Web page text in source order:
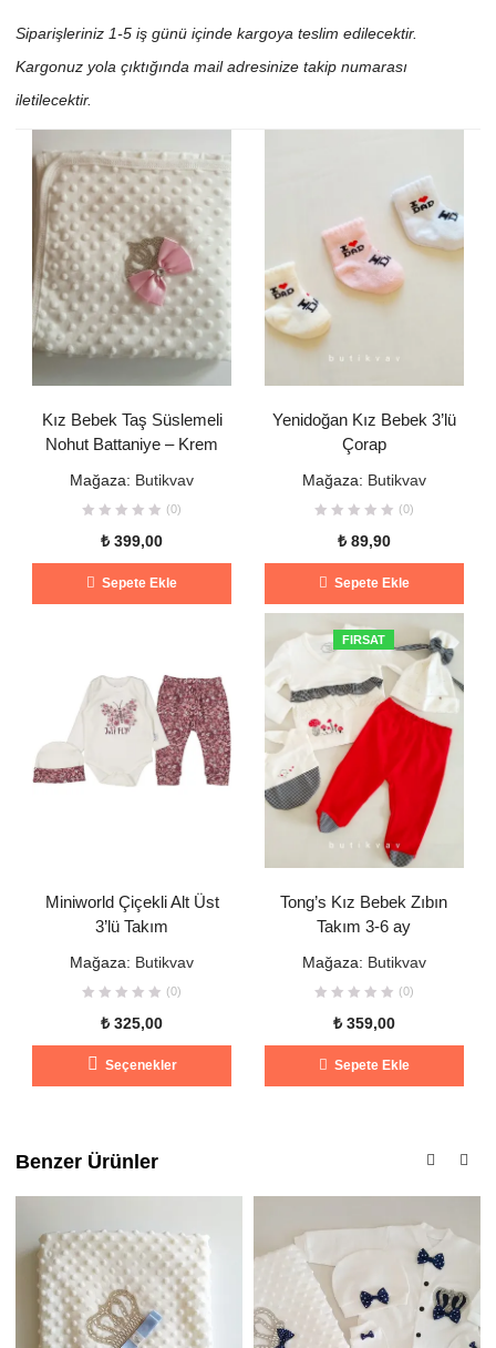
Siparişleriniz 1-5 iş günü içinde kargoya teslim edilecektir.
Kargonuz yola çıktığında mail adresinize takip numarası
iletilecektir.
Kız Bebek Taş Süslemeli
Nohut Battaniye – Krem
Mağaza: Butikvav
(0)
₺ 399,00
Sepete Ekle
Yenidoğan Kız Bebek 3’lü
Çorap
Mağaza: Butikvav
(0)
₺89,90
Sepete Ekle
Miniworld Çiçekli Alt Üst
3’lü Takım
Mağaza: Butikvav
(0)
₺ 325,00
Seçenekler
sayfasından
FIRSAT
Tong’s Kız Bebek Zıbın
Takım 3-6 ay
Mağaza: Butikvav
(0)
₺359,00
Sepete Ekle
Benzer Ürünler